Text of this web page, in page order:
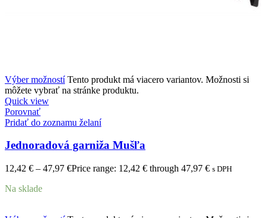
Výber možností Tento produkt má viacero variantov. Možnosti si
môžete vybrať na stránke produktu.
Quick view
Porovnať
Pridať do zoznamu želaní
Jednoradová garniža Mušľa
12,42 € – 47,97 €Price range: 12,42 € through 47,97 € s DPH
Na sklade